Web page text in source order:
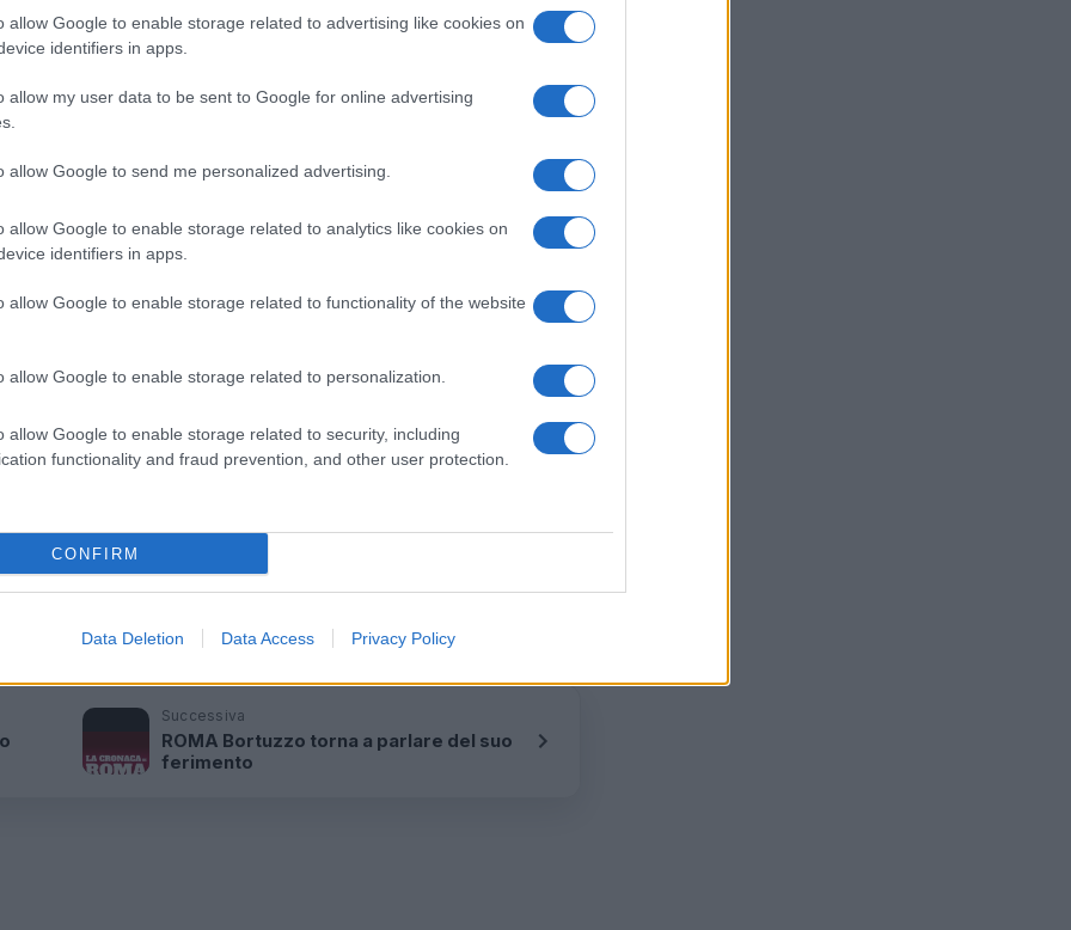
allow Google to enable storage related to advertising like cookies on
identifiers in apps.
allow my user data to be sent to Google for online advertising
allow Google to send me personalized advertising.
allow Google to enable storage related to analytics like cookies on
identifiers in apps.
allow Google to enable storage related to functionality of the website
allow Google to enable storage related to personalization.
allow Google to enable storage related to security, including
functionality and fraud prevention, and other user protection.
CONFIRM
Data Deletion Data Access Privacy Policy
la pattuglia dei Carabinieri della Stazione Roma
hanno notato le ferite sull’uomo e convincendolo a
in codice giallo al
, gli è
ed ematoma epidurale”. Operato d’urgenza per
Via Portuense, rapina farmacia
con una pistola giocattolo
rapina, eseguita dagli stessi autori, 20 giorni prima, nello
del titolare, contro cui i malviventi hanno usato lo
banda ha commesso altre rapine in danno di altri
AL MURO TORTO
Successiva
ROMA Bortuzzo torna a parlare del suo
ferimento